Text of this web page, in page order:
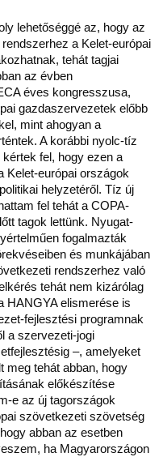
lehetőséggé az, hogy az
a Kelet-európai
tehát tagjai
az évben
éves kongresszusa,
gazdaszervezetek előbb
mint ahogyan a
A korábbi nyolc-tíz
fel, hogy ezen a
Kelet-európai országok
helyzetéről. Tíz új
fel tehát a COPA-
tagok lettünk. Nyugat-
fogalmazták
és munkájában
rendszerhez való
tehát nem kizárólag
HANGYA elismerése is
fejlesztési programnak
a szervezeti-jogi
–, amelyeket
meg tehát abban, hogy
előkészítése
e az új tagországok
szövetkezeti szövetség
abban az esetben
ha Magyarországon